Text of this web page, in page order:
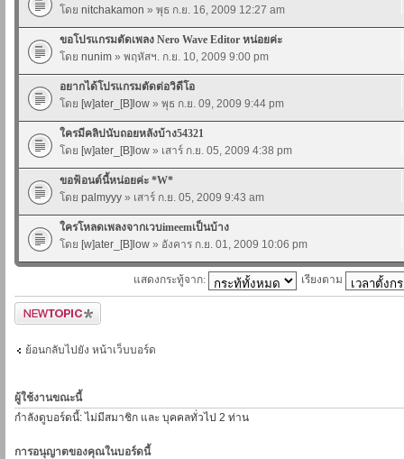
โดย nitchakamon » พุธ ก.ย. 16, 2009 12:27 am
ขอโปรแกรมตัดเพลง Nero Wave Editor หน่อยค่ะ
โดย nunim » พฤหัสฯ. ก.ย. 10, 2009 9:00 pm
อยากได้โปรแกรมตัดต่อวิดีโอ
โดย [w]ater_[B]low » พุธ ก.ย. 09, 2009 9:44 pm
ใครมีคลิปนับถอยหลังบ้าง54321
โดย [w]ater_[B]low » เสาร์ ก.ย. 05, 2009 4:38 pm
ขอฟ้อนต์นี้หน่อยค่ะ *W*
โดย palmyyy » เสาร์ ก.ย. 05, 2009 9:43 am
ใครโหลดเพลงจากเวบimeemเป็นบ้าง
โดย [w]ater_[B]low » อังคาร ก.ย. 01, 2009 10:06 pm
แสดงกระทู้จาก: เรียงตาม
ตั้งกระทู้ใหม่
ย้อนกลับไปยัง หน้าเว็บบอร์ด
ผู้ใช้งานขณะนี้
กำลังดูบอร์ดนี้: ไม่มีสมาชิก และ บุคคลทั่วไป 2 ท่าน
การอนุญาตของคุณในบอร์ดนี้